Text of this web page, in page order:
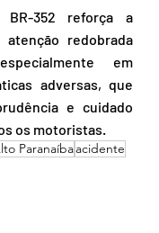
352 reforça a
atenção redobrada
em
adversas, que
e cuidado
os motoristas.
Paranaíbaacidente